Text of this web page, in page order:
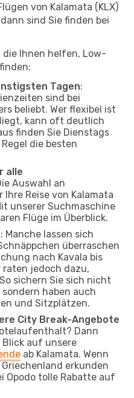
von Kalamata (KLX)
sind Sie finden bei
die Ihnen helfen, Low-
Tagen:
sind bei
beliebt. Wer flexibel ist
kann oft deutlich
finden Sie Dienstags
die besten
alle
Auswahl an
Reise von Kalamata
unserer Suchmaschine
Flüge im Überblick.
: Manche lassen sich
überraschen
nach Kavala bis
jedoch dazu,
sichern Sie sich nicht
haben auch
und Sitzplätzen.
City Break-Angebote
Dann
auf unsere
ab Kalamata. Wenn
erkunden
Opodo tolle Rabatte auf